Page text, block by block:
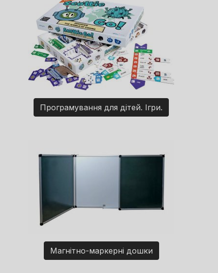
Програмування для дітей. Ігри.
Магнітно-маркерні дошки